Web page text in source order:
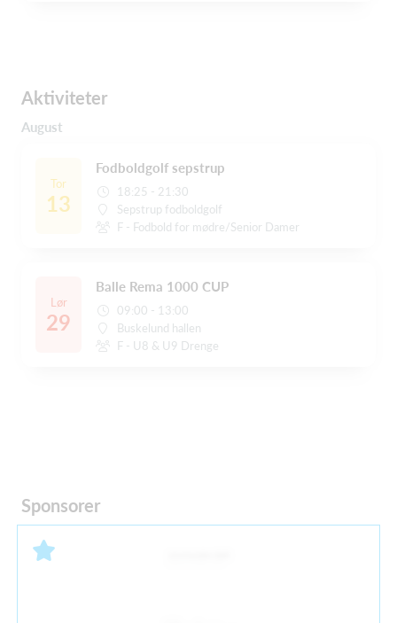
Aktiviteter
August
Tor
13
Fodboldgolf sepstrup
18:25 - 21:30
Sepstrup fodboldgolf
F - Fodbold for mødre/Senior Damer
Lør
29
Balle Rema 1000 CUP
09:00 - 13:00
Buskelund hallen
F - U8 & U9 Drenge
Sponsorer